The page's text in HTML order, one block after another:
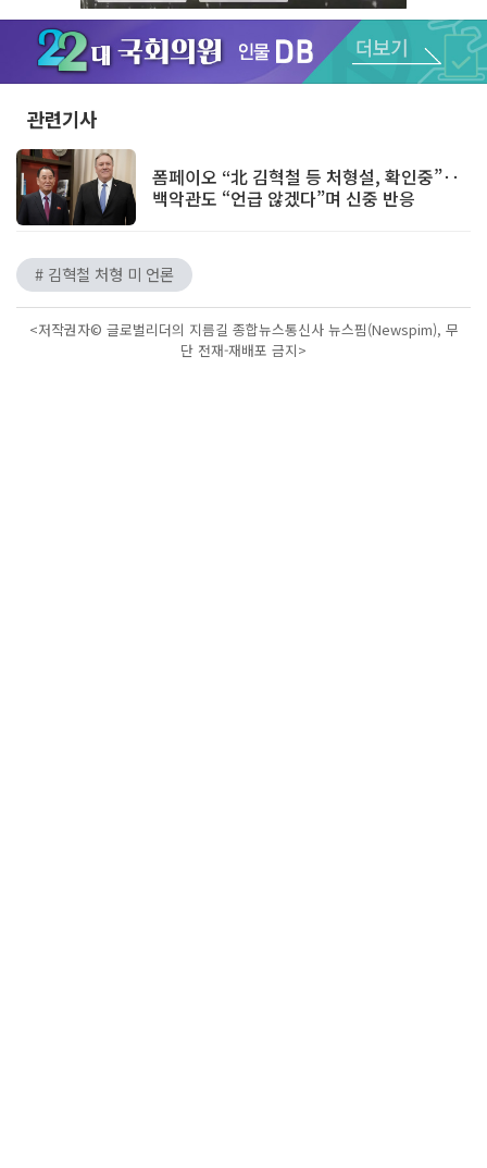
Unmute
관련기사
폼페이오 “北 김혁철 등 처형설, 확인중”‥
백악관도 “언급 않겠다”며 신중 반응
# 김혁철 처형 미 언론
<저작권자© 글로벌리더의 지름길 종합뉴스통신사 뉴스핌(Newspim), 무
단 전재-재배포 금지>